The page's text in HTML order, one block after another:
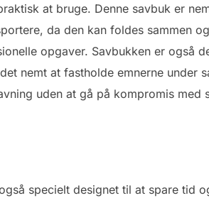
at bruge. Denne savbuk er
da den kan foldes sammen
opgaver. Savbukken er også
nemt at fastholde emnerne under
uden at gå på kompromis med
specielt designet til at spare tid